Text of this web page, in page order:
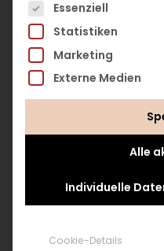
Betonfassaden
Du steckst voller
nachhaltiges
gestalten, dich
industrialisierten
? Oder
einmal nur
Reich? Ganz egal,
du in deiner
oder einfach nur
Laura Setzer
Natur erlebte Laura
Spaziergängen in
Es folgt eine Liste
Essenziell
Statistiken
Marketing
Externe Medien
Alle
Individuelle
Cookie-Details